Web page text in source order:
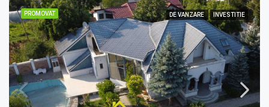
PROMOVAT DE VANZARE INVESTITIE